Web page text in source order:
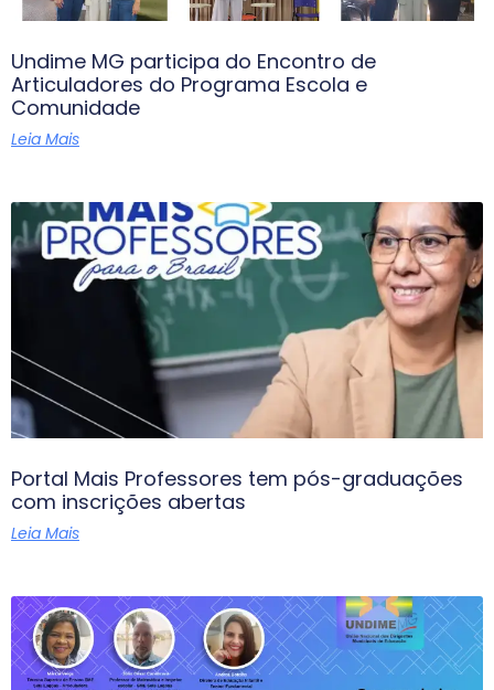
Undime MG participa do Encontro de
Articuladores do Programa Escola e
Comunidade
Leia Mais
Portal Mais Professores tem pós-graduações
com inscrições abertas
Leia Mais